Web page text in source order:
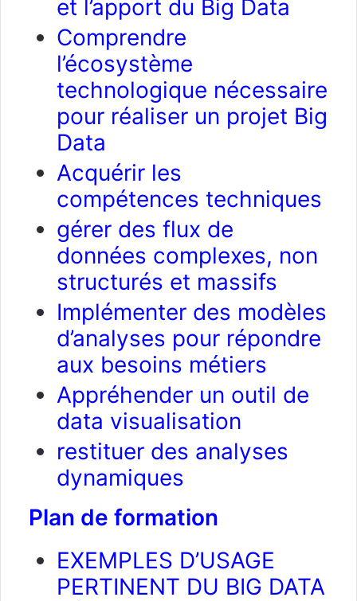
et l’apport du Big Data
Comprendre
l’écosystème
technologique nécessaire
pour réaliser un projet Big
Data
Acquérir les
compétences techniques
gérer des flux de
données complexes, non
structurés et massifs
Implémenter des modèles
d’analyses pour répondre
aux besoins métiers
Appréhender un outil de
data visualisation
restituer des analyses
dynamiques
Plan de formation
EXEMPLES D’USAGE
PERTINENT DU BIG DATA